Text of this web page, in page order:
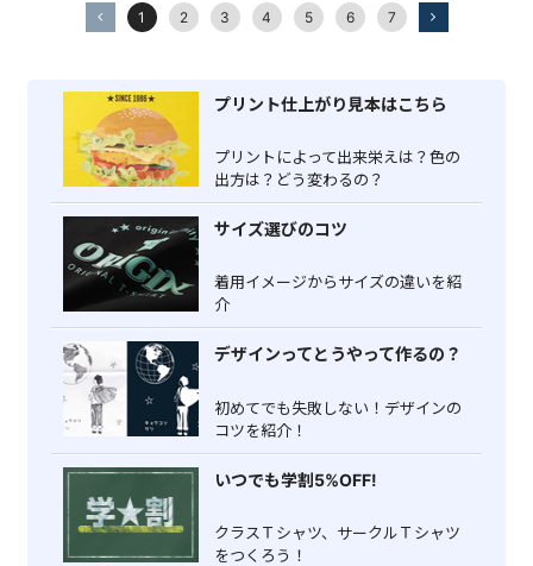
1 2 3 4 5 6 7
プリント仕上がり見本はこちら
プリントによって出来栄えは？色の
出方は？どう変わるの？
サイズ選びのコツ
着用イメージからサイズの違いを紹
介
デザインってとうやって作るの？
初めてでも失敗しない！デザインの
コツを紹介！
いつでも学割5%OFF!
クラスＴシャツ、サークルＴシャツ
をつくろう！